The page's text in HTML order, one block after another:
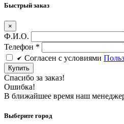
Быстрый заказ
×
Ф.И.О.
Телефон *
Cогласен c условиями
Купить
Спасибо за заказ!
Ошибка!
В ближайшее время наш
Выберите город